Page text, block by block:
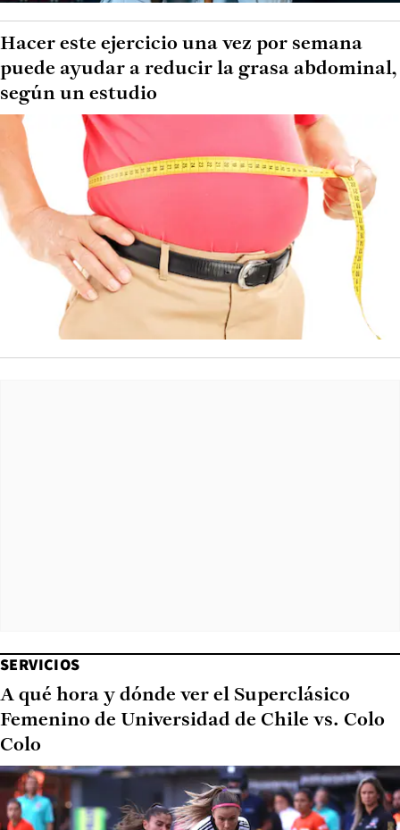
Hacer este ejercicio una vez por semana
puede ayudar a reducir la grasa abdominal,
según un estudio
SERVICIOS
A qué hora y dónde ver el Superclásico
Femenino de Universidad de Chile vs. Colo
Colo